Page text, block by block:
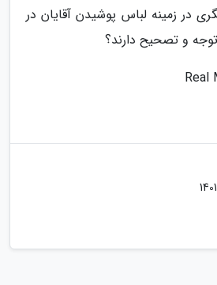
در زمینه لباس پوشیدن آقایان در
و تصحیح دارند؟